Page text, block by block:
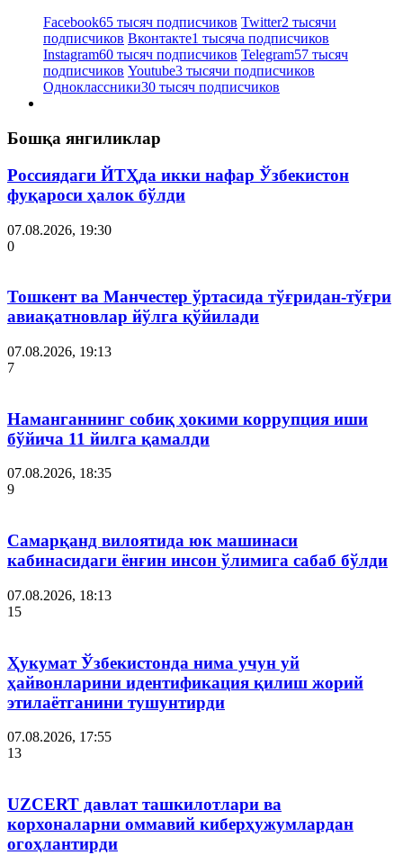
Facebook65 тысяч подписчиков Twitter2 тысячи
подписчиков Вконтакте1 тысяча подписчиков
Instagram60 тысяч подписчиков Telegram57 тысяч
подписчиков Youtube3 тысячи подписчиков
Одноклассники30 тысяч подписчиков
Бошқа янгиликлар
Россиядаги ЙТҲда икки нафар Ўзбекистон
фуқароси ҳалок бўлди
07.08.2026, 19:30
0
Тошкент ва Манчестер ўртасида тўғридан-тўғри
авиақатновлар йўлга қўйилади
07.08.2026, 19:13
7
Наманганнинг собиқ ҳокими коррупция иши
бўйича 11 йилга қамалди
07.08.2026, 18:35
9
Самарқанд вилоятида юк машинаси
кабинасидаги ёнғин инсон ўлимига сабаб бўлди
07.08.2026, 18:13
15
Ҳукумат Ўзбекистонда нима учун уй
ҳайвонларини идентификация қилиш жорий
этилаётганини тушунтирди
07.08.2026, 17:55
13
UZCERT давлат ташкилотлари ва
корхоналарни оммавий киберҳужумлардан
огоҳлантирди